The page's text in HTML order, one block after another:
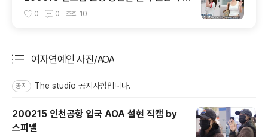
화사 직캠 by 스피넬
0 0 조회 10
여자연예인 사진/AOA
공지 The studio 공지사항입니다.
200215 인천공항 입국 AOA 설현 직캠 by
스피넬